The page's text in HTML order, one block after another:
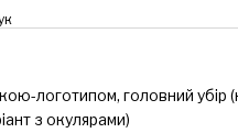
логотипом, головний убір
з окулярами)